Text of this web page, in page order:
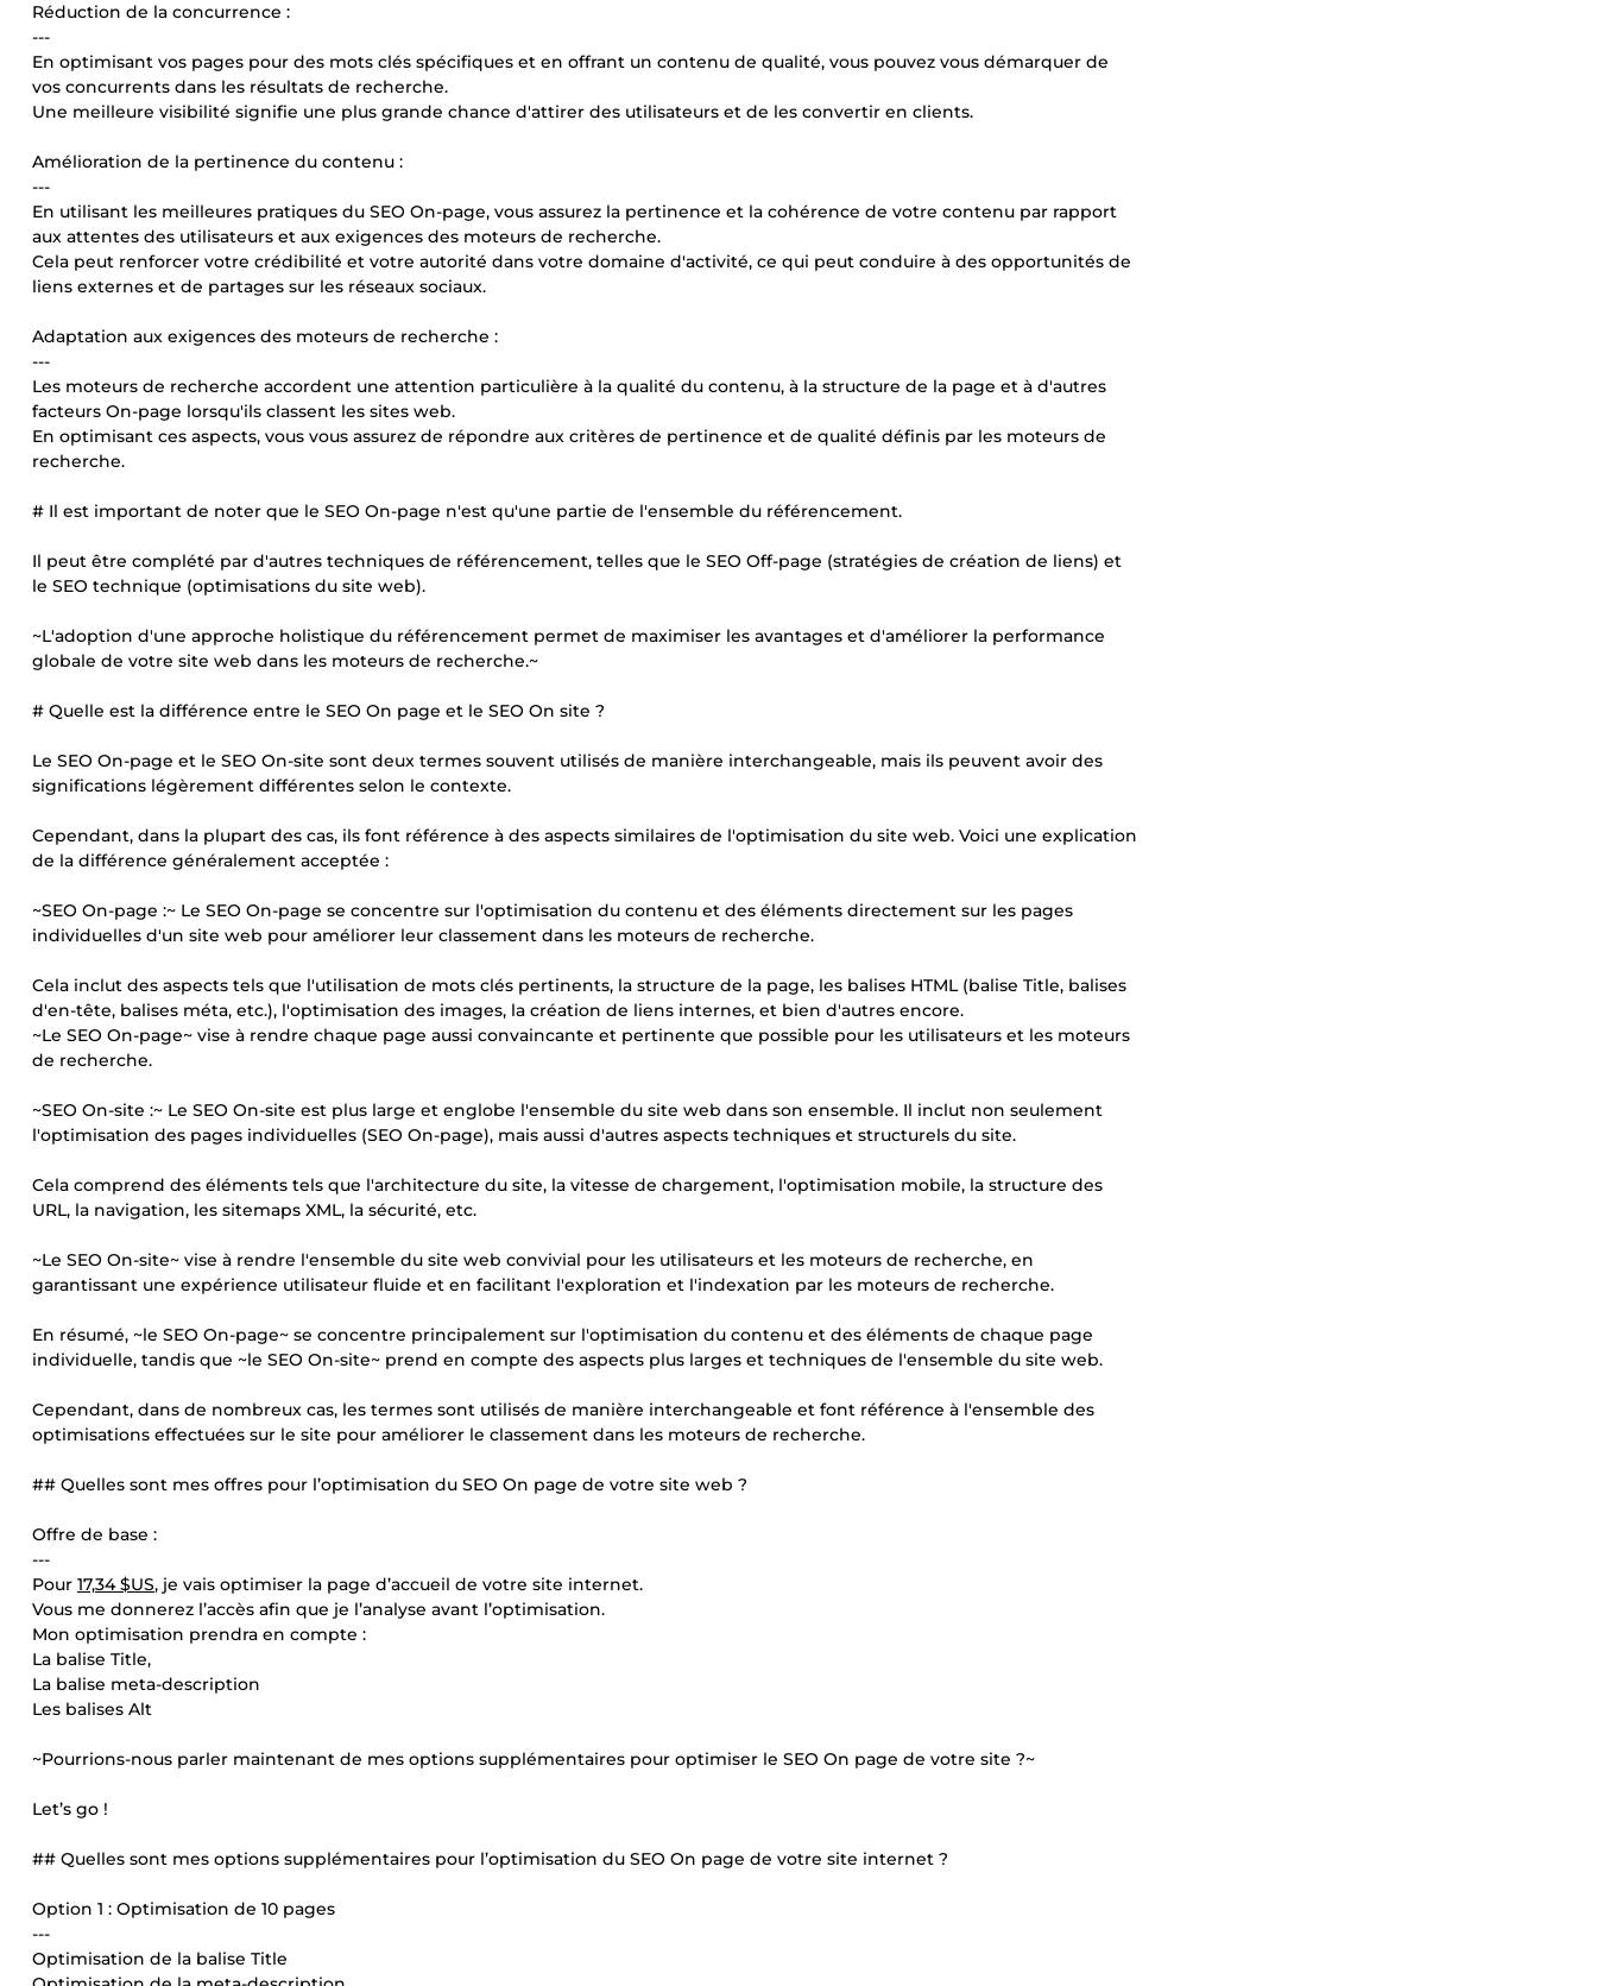
Réduction de la concurrence :
---
En optimisant vos pages pour des mots clés spécifiques et en offrant un contenu de qualité, vous pouvez vous démarquer de
vos concurrents dans les résultats de recherche.
Une meilleure visibilité signifie une plus grande chance d'attirer des utilisateurs et de les convertir en clients.
Amélioration de la pertinence du contenu :
---
En utilisant les meilleures pratiques du SEO On-page, vous assurez la pertinence et la cohérence de votre contenu par rapport
aux attentes des utilisateurs et aux exigences des moteurs de recherche.
Cela peut renforcer votre crédibilité et votre autorité dans votre domaine d'activité, ce qui peut conduire à des opportunités de
liens externes et de partages sur les réseaux sociaux.
Adaptation aux exigences des moteurs de recherche :
---
Les moteurs de recherche accordent une attention particulière à la qualité du contenu, à la structure de la page et à d'autres
facteurs On-page lorsqu'ils classent les sites web.
En optimisant ces aspects, vous vous assurez de répondre aux critères de pertinence et de qualité définis par les moteurs de
recherche.
# Il est important de noter que le SEO On-page n'est qu'une partie de l'ensemble du référencement.
Il peut être complété par d'autres techniques de référencement, telles que le SEO Off-page (stratégies de création de liens) et
le SEO technique (optimisations du site web).
~L'adoption d'une approche holistique du référencement permet de maximiser les avantages et d'améliorer la performance
globale de votre site web dans les moteurs de recherche.~
# Quelle est la différence entre le SEO On page et le SEO On site ?
Le SEO On-page et le SEO On-site sont deux termes souvent utilisés de manière interchangeable, mais ils peuvent avoir des
significations légèrement différentes selon le contexte.
Cependant, dans la plupart des cas, ils font référence à des aspects similaires de l'optimisation du site web. Voici une explication
de la différence généralement acceptée :
~SEO On-page :~ Le SEO On-page se concentre sur l'optimisation du contenu et des éléments directement sur les pages
individuelles d'un site web pour améliorer leur classement dans les moteurs de recherche.
Cela inclut des aspects tels que l'utilisation de mots clés pertinents, la structure de la page, les balises HTML (balise Title, balises
d'en-tête, balises méta, etc.), l'optimisation des images, la création de liens internes, et bien d'autres encore.
~Le SEO On-page~ vise à rendre chaque page aussi convaincante et pertinente que possible pour les utilisateurs et les moteurs
de recherche.
~SEO On-site :~ Le SEO On-site est plus large et englobe l'ensemble du site web dans son ensemble. Il inclut non seulement
l'optimisation des pages individuelles (SEO On-page), mais aussi d'autres aspects techniques et structurels du site.
Cela comprend des éléments tels que l'architecture du site, la vitesse de chargement, l'optimisation mobile, la structure des
URL, la navigation, les sitemaps XML, la sécurité, etc.
~Le SEO On-site~ vise à rendre l'ensemble du site web convivial pour les utilisateurs et les moteurs de recherche, en
garantissant une expérience utilisateur fluide et en facilitant l'exploration et l'indexation par les moteurs de recherche.
En résumé, ~le SEO On-page~ se concentre principalement sur l'optimisation du contenu et des éléments de chaque page
individuelle, tandis que ~le SEO On-site~ prend en compte des aspects plus larges et techniques de l'ensemble du site web.
Cependant, dans de nombreux cas, les termes sont utilisés de manière interchangeable et font référence à l'ensemble des
optimisations effectuées sur le site pour améliorer le classement dans les moteurs de recherche.
## Quelles sont mes offres pour l’optimisation du SEO On page de votre site web ?
Offre de base :
---
Pour 17,34 $US, je vais optimiser la page d’accueil de votre site internet.
Vous me donnerez l’accès afin que je l’analyse avant l’optimisation.
Mon optimisation prendra en compte :
La balise Title,
La balise meta-description
Les balises Alt
~Pourrions-nous parler maintenant de mes options supplémentaires pour optimiser le SEO On page de votre site ?~
Let’s go !
## Quelles sont mes options supplémentaires pour l’optimisation du SEO On page de votre site internet ?
Option 1 : Optimisation de 10 pages
---
Optimisation de la balise Title